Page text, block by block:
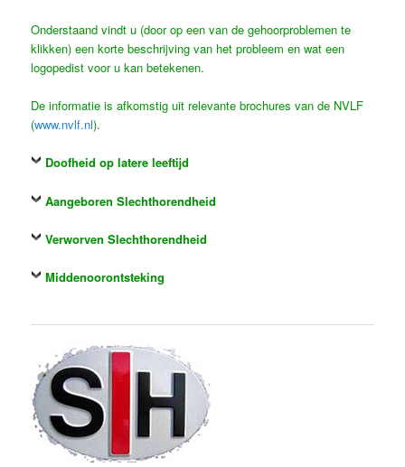
Onderstaand vindt u (door op een van de gehoorproblemen te
klikken) een korte beschrijving van het probleem en wat een
logopedist voor u kan betekenen.
De informatie is afkomstig uit relevante brochures van de NVLF
(www.nvlf.nl).
Doofheid op latere leeftijd
Aangeboren Slechthorendheid
Verworven Slechthorendheid
Middenoorontsteking